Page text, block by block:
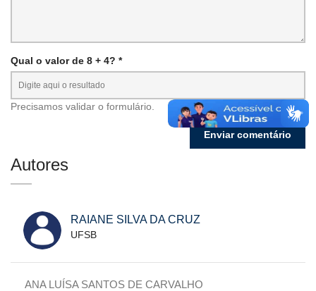
Qual o valor de 8 + 4? *
Precisamos validar o formulário.
Autores
RAIANE SILVA DA CRUZ
UFSB
ANA LUÍSA SANTOS DE CARVALHO